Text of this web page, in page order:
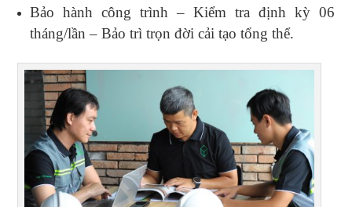
Bảo hành công trình – Kiểm tra định kỳ 06
tháng/lần – Bảo trì trọn đời cải tạo tổng thể.